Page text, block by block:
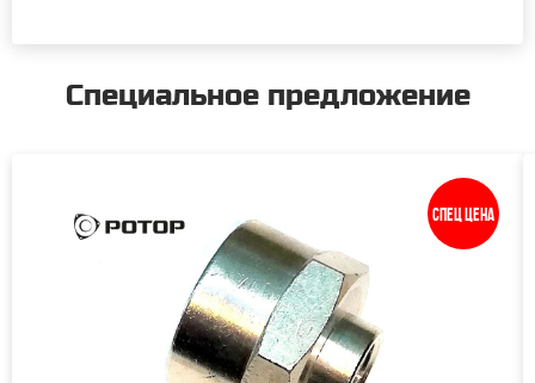
Специальное предложение
Спец цена